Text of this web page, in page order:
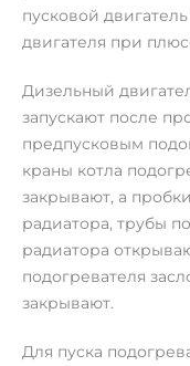
пусковой
двигателя при
Дизельный
запускают после
предпусковым
краны котла
закрывают, а
радиатора, трубы
радиатора
подогревателя
закрывают.
Для пуска